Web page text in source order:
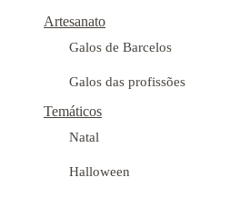
Artesanato
Galos de Barcelos
Galos das profissões
Temáticos
Natal
Halloween